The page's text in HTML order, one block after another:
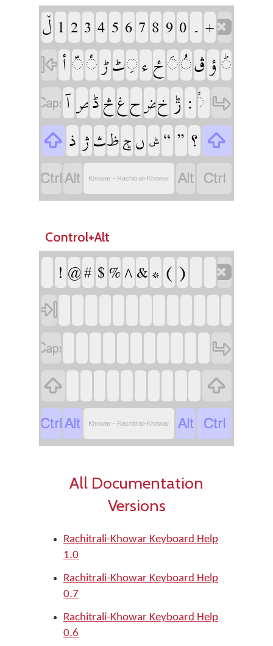
‏ ‏ ‏ ‏ ‏ ‏ ‏ ‏ ‏ ‏ ‏ ‏ ‏‏
‏ ‏‏‏‏‏‏‏‏‏‏‏ ‏‏
‏‏ ‏‏‏‏‏‏‏ ‏ݱ ‏ ‏ ‏
‏ ‏ ‏‏‏‏ݮ‏ ‏ݰ ‏ ‏ ‏ ‏
‏‏ Khowar - Rachitrali-Khowar ‏ ‏
Control+Alt
‏ ‏‏ ‏‏‏‏‏ ‏ ‏
‏
‏
‏
‏
‏
‏
‏‏ Khowar - Rachitrali-Khowar ‏ ‏
All Documentation
Versions
Rachitrali-Khowar Keyboard Help
1.0
Rachitrali-Khowar Keyboard Help
0.7
Rachitrali-Khowar Keyboard Help
0.6